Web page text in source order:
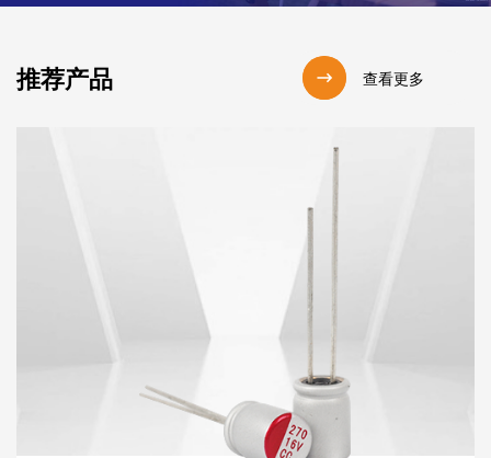
推荐产品 查看更多